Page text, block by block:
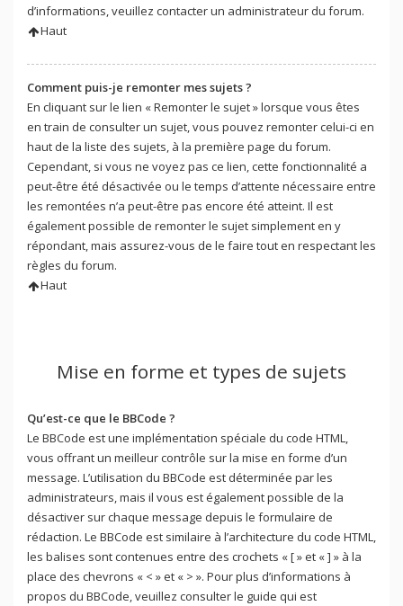
d’informations, veuillez contacter un administrateur du forum.
Haut
Comment puis-je remonter mes sujets ?
En cliquant sur le lien « Remonter le sujet » lorsque vous êtes
en train de consulter un sujet, vous pouvez remonter celui-ci en
haut de la liste des sujets, à la première page du forum.
Cependant, si vous ne voyez pas ce lien, cette fonctionnalité a
peut-être été désactivée ou le temps d’attente nécessaire entre
les remontées n’a peut-être pas encore été atteint. Il est
également possible de remonter le sujet simplement en y
répondant, mais assurez-vous de le faire tout en respectant les
règles du forum.
Haut
Mise en forme et types de sujets
Qu’est-ce que le BBCode ?
Le BBCode est une implémentation spéciale du code HTML,
vous offrant un meilleur contrôle sur la mise en forme d’un
message. L’utilisation du BBCode est déterminée par les
administrateurs, mais il vous est également possible de la
désactiver sur chaque message depuis le formulaire de
rédaction. Le BBCode est similaire à l’architecture du code HTML,
les balises sont contenues entre des crochets « [ » et « ] » à la
place des chevrons « < » et « > ». Pour plus d’informations à
propos du BBCode, veuillez consulter le guide qui est